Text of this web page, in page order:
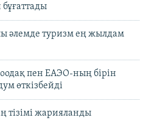
әлемде туризм ең жылдам
пен ЕАЭО-ның бірін
өткізбейді
тізімі жарияланды